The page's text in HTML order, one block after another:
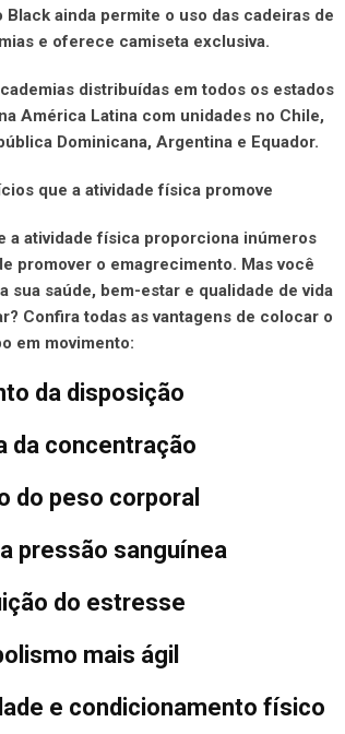
Black ainda permite o uso das cadeiras de
e oferece camiseta exclusiva.
distribuídas em todos os estados
América Latina com unidades no Chile,
Dominicana, Argentina e Equador.
que a atividade física promove
a atividade física proporciona inúmeros
promover o emagrecimento. Mas você
sua saúde, bem-estar e qualidade de vida
Confira todas as vantagens de colocar o
em movimento:
da disposição
da concentração
do peso corporal
pressão sanguínea
do estresse
mais ágil
e condicionamento físico